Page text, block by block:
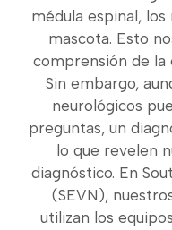
médula espinal, los
mascota. Esto
comprensión de la
Sin embargo,
neurológicos
preguntas, un
lo que revelen
diagnóstico. En
(SEVN),
utilizan los